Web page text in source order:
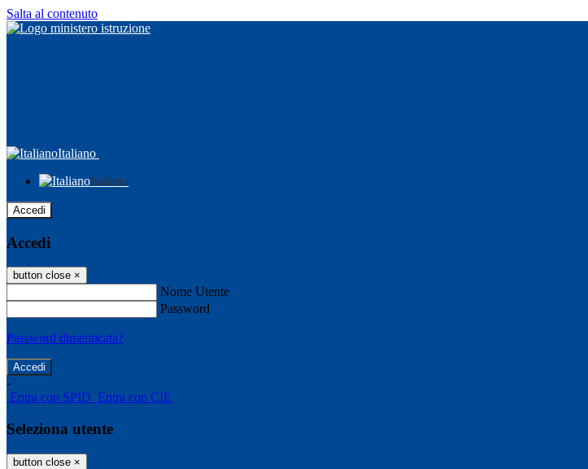
Salta al contenuto
Italiano
Italiano
Accedi
Accedi
button close ×
Nome Utente
Password
Password dimenticata?
-
Entra con SPID Entra con CIE
Seleziona utente
button close ×